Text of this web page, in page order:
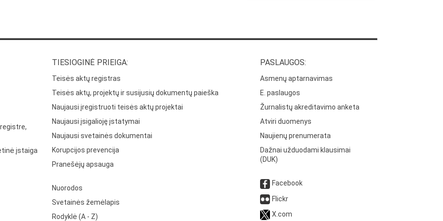
įstaiga
TIESIOGINĖ PRIEIGA:
Teisės aktų registras
Teisės aktų, projektų ir susijusių dokumentų paieška
Naujausi įregistruoti teisės aktų projektai
Naujausi įsigalioję įstatymai
Naujausi svetainės dokumentai
Korupcijos prevencija
Pranešėjų apsauga
Nuorodos
Svetainės žemėlapis
Rodyklė (A - Z)
PASLAUGOS:
Asmenų aptarnavimas
E. paslaugos
Žurnalistų akreditavimo anketa
Atviri duomenys
Naujienų prenumerata
Dažnai užduodami klausimai
(DUK)
Facebook
Flickr
X.com